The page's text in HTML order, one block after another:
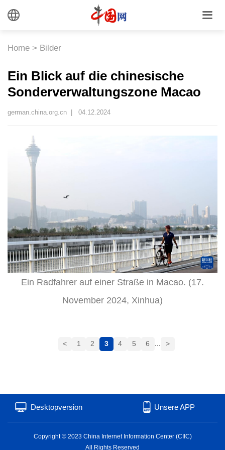
Home > Bilder
Ein Blick auf die chinesische
Sonderverwaltungszone Macao
german.china.org.cn | 04.12.2024
Ein Radfahrer auf einer Straße in Macao. (17.
November 2024, Xinhua)
< 1 2 3 4 5 6 ... >
Desktopversion Unsere APP
Copyright © 2023 China Internet Information Center (CIIC)
All Rights Reserved